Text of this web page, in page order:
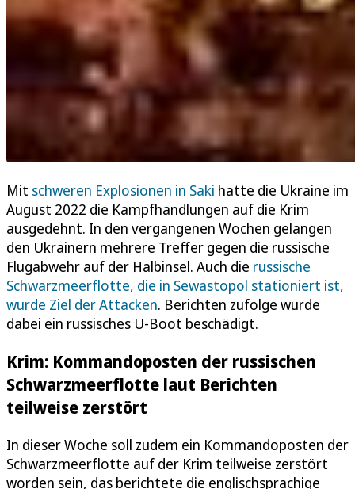
Mit schweren Explosionen in Saki hatte die Ukraine im
August 2022 die Kampfhandlungen auf die Krim
ausgedehnt. In den vergangenen Wochen gelangen
den Ukrainern mehrere Treffer gegen die russische
Flugabwehr auf der Halbinsel. Auch die russische
Schwarzmeerflotte, die in Sewastopol stationiert ist,
wurde Ziel der Attacken. Berichten zufolge wurde
dabei ein russisches U-Boot beschädigt.
Krim: Kommandoposten der russischen
Schwarzmeerflotte laut Berichten
teilweise zerstört
In dieser Woche soll zudem ein Kommandoposten der
Schwarzmeerflotte auf der Krim teilweise zerstört
worden sein, das berichtete die englischsprachige